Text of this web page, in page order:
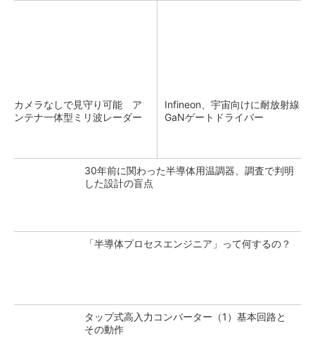
カメラなしで見守り可能 ア
ンテナ一体型ミリ波レーダー
Infineon、宇宙向けに耐放射線
GaNゲートドライバー
30年前に関わった半導体用温調器、調査で判明
した設計の盲点
「半導体プロセスエンジニア」って何するの？
タップ式高入力コンバーター（1）基本回路と
その動作